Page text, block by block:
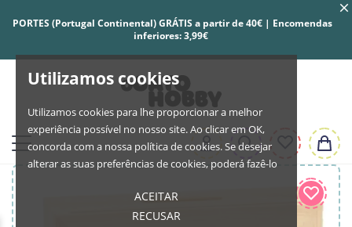
Utilizamos cookies
Utilizamos cookies para lhe proporcionar a melhor
experiência possível no nosso site. Ao clicar em OK,
concorda com a nossa política de cookies. Se desejar
alterar as suas preferências de cookies, poderá fazê-lo
ACEITAR
RECUSAR
PORTES (Portugal Continental) GRÁTIS a partir de 40€ | Encomendas
inferiores: 3,99€